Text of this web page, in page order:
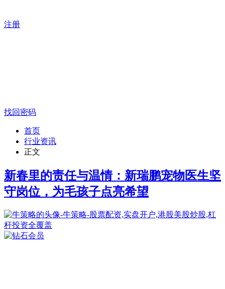
注册
找回密码
首页
行业资讯
正文
新春里的责任与温情：新瑞鹏宠物医生坚
守岗位，为毛孩子点亮希望